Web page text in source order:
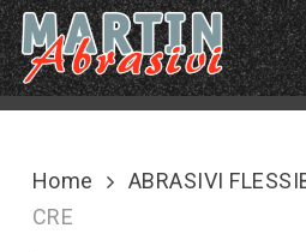
Skip
to
main
content
Home ABRASIVI
CRE